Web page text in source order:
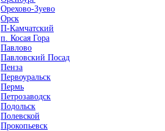
Орехово-Зуево
Орск
П-Камчатский
п. Косая Гора
Павлово
Павловский Посад
Пенза
Первоуральск
Пермь
Петрозаводск
Подольск
Полевской
Прокопьевск